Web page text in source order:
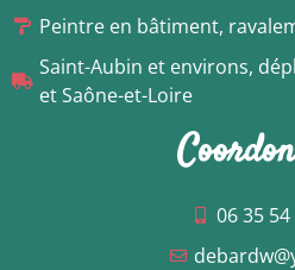
Peintre en bâtiment,
Saint-Aubin et environs,
et Saône-et-Loire
06 35